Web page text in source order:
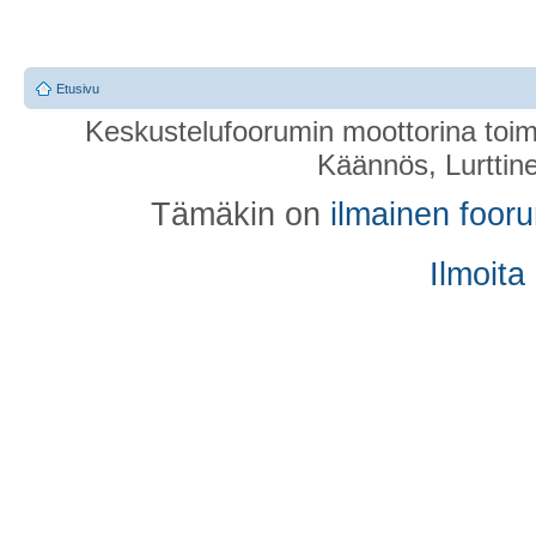
Etusivu
Keskustelufoorumin moottorina
Käännös,
Tämäkin on ilmainen